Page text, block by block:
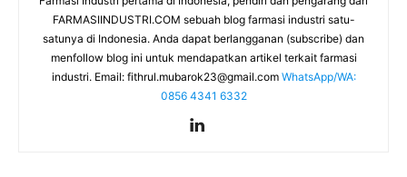
FARMASIINDUSTRI.COM sebuah blog farmasi industri satu-
satunya di Indonesia. Anda dapat berlangganan (subscribe) dan
menfollow blog ini untuk mendapatkan artikel terkait farmasi
industri. Email: fithrul.mubarok23@gmail.com WhatsApp/WA:
0856 4341 6332